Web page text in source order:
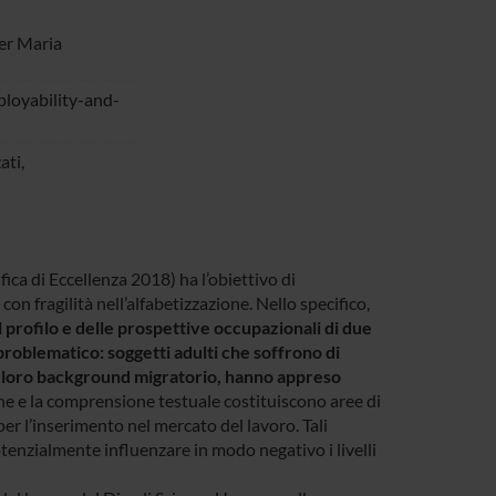
Maria
and-
di Eccellenza 2018) ha l’obiettivo di
fragilità nell’alfabetizzazione. Nello specifico,
e delle prospettive occupazionali di due
soggetti adulti che soffrono di
background migratorio, hanno appreso
e la comprensione testuale costituiscono aree di
l’inserimento nel mercato del lavoro. Tali
influenzare in modo negativo i livelli